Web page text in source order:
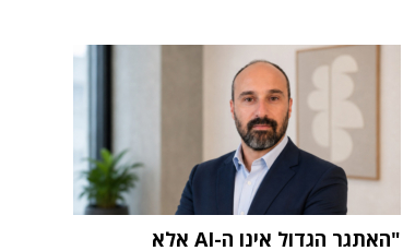
"האתגר הגדול אינו ה-AI אלא